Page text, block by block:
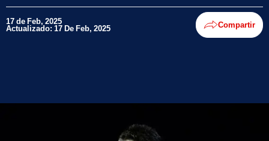
17 de Feb, 2025
Actualizado: 17 De Feb, 2025 Compartir